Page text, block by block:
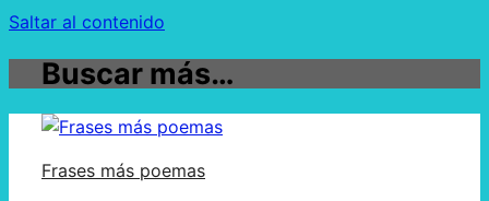
Saltar al contenido
Buscar más…
Frases más poemas